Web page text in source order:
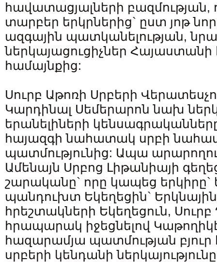
հավատացյալների բազմության,
տարբեր երկրներից` ըստ յոթ
ազգային պատկանելության,
ներկայացուցիչներ Հայաստանի
համայնքից:
Սուրբ Աթոռի Սրբերի
Կարդինալ Սեմերարոն նախ
երանելիների
հայազգի նահատակ սրբի
պատմությունից: Ապա
Ամենայն Սրբոց Լիթանիայի
շարականը` որը կապեց երկիրը`
պանդուխտ Եկեղեցին`
հրեշտակների Եկեղեցուն,
հրապարակ իջեցնելով
հազարամյա պատմության
սրբերի կենդանի